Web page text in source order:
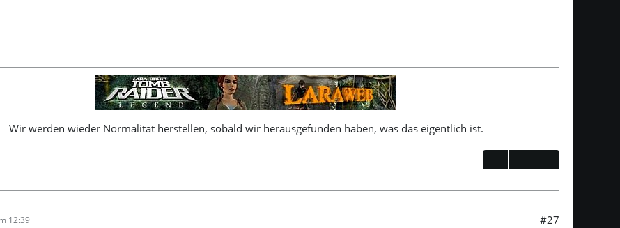
Wir werden wieder Normalität herstellen, sobald wir herausgefunden haben, was das eigentlich ist.
12:39 #27